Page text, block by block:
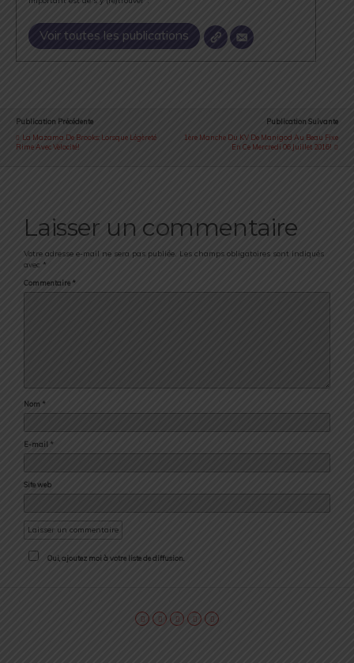
Voir toutes les publications
Publication Précédente
La Mazama De Brooks: Lorsque Légèreté
Rime Avec Vélocité!
Publication Suivante
1ère Manche Du KV De Manigod Au Beau Fixe
En Ce Mercredi 06 Juillet 2016!
Laisser un commentaire
Votre adresse e-mail ne sera pas publiée. Les champs obligatoires sont indiqués
avec *
Commentaire *
Nom *
E-mail *
Site web
Oui, ajoutez moi à votre liste de diffusion.